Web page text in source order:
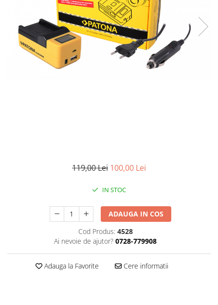
119,00 Lei 100,00 Lei
IN STOC
ADAUGA IN COS
Cod Produs: 4528
Ai nevoie de ajutor? 0728-779908
Adauga la Favorite Cere informatii